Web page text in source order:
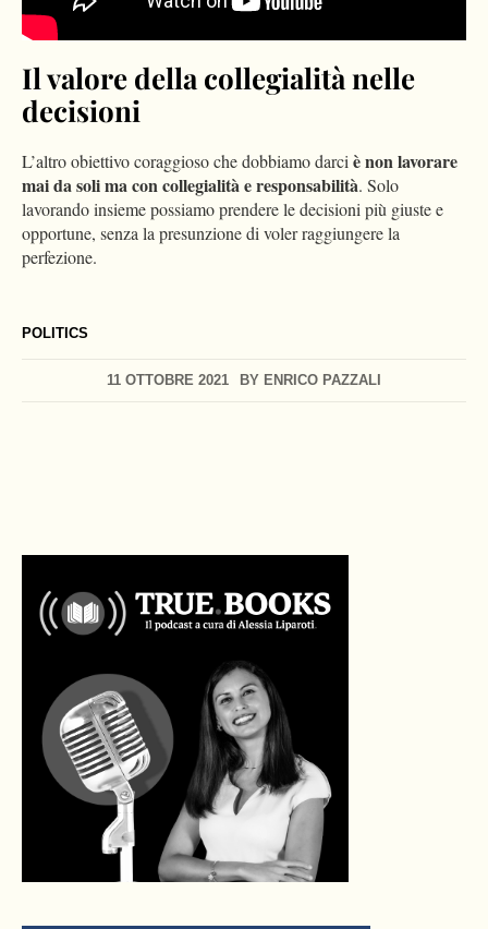
POLITICS
11 OTTOBRE 2021 BY ENRICO PAZZALI
Il valore della collegialità nelle
decisioni
L’altro obiettivo coraggioso che dobbiamo darci è non lavorare
mai da soli ma con collegialità e responsabilità. Solo
lavorando insieme possiamo prendere le decisioni più giuste e
opportune, senza la presunzione di voler raggiungere la
perfezione.